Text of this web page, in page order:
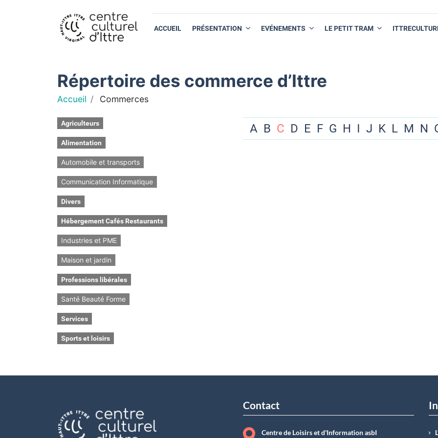
ACCUEIL PRÉSENTATION EVÉNEMENTS LE PETIT TRAM
Répertoire des commerce d’Ittre
Accueil Commerces
Agriculteurs
Alimentation
Automobile et transports
Communication Informatique
Divers
Hébergement Cafés Restaurants
Industries et PME
Maison et jardin
Professions libérales
Santé Beauté Forme
Services
Sports et loisirs
A B C D E F G H I J K L M N
Contact
Centre de Loisirs et d'Information asbI